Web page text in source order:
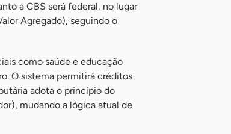
a CBS será federal, no lugar
Agregado), seguindo o
como saúde e educação
O sistema permitirá créditos
adota o princípio do
mudando a lógica atual de